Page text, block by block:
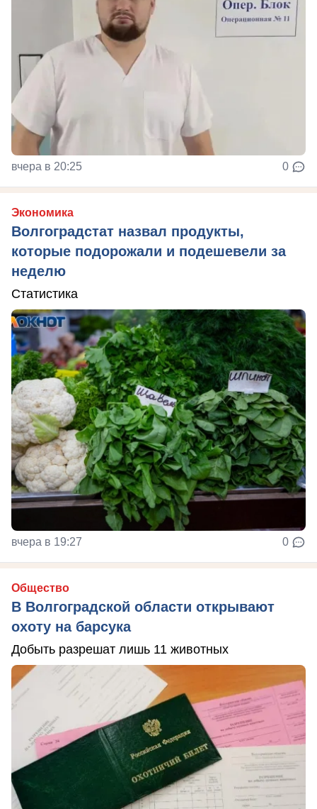
вчера в 20:25 0
Экономика
Волгоградстат назвал продукты,
которые подорожали и подешевели за
неделю
Статистика
вчера в 19:27 0
Общество
В Волгоградской области открывают
охоту на барсука
Добыть разрешат лишь 11 животных